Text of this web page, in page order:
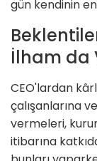
gün kendinin
İlham da
CEO'lardan
çalışanlarına
vermeleri,
itibarına